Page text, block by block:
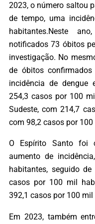
2023, o número saltou
de tempo, uma
habitantes.Neste
notificados 73 óbitos
investigação. No
de óbitos
incidência de dengue
254,3 casos por 100
Sudeste, com 214,7
com 98,2 casos por
O Espírito Santo foi
aumento de
habitantes, seguido
casos por 100 mil
392,1 casos por 100
Em 2023, também